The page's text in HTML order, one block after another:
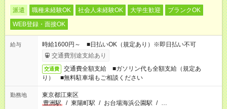
派遣 職種未経験OK 社会人未経験OK 大学生歓迎
ブランクOK
WEB登録・面接OK
給与
時給1600円～ ■日払いOK（規定あり）※即日払い不可
交通費別途支給あり
交通費
交通費全額支給 ■ガソリン代も全額支給（規定あ
り） ■無料駐車場もご相談ください
勤務地
東京都江東区
豊洲駅
/ 東陽町駅 / お台場海浜公園駅 / …